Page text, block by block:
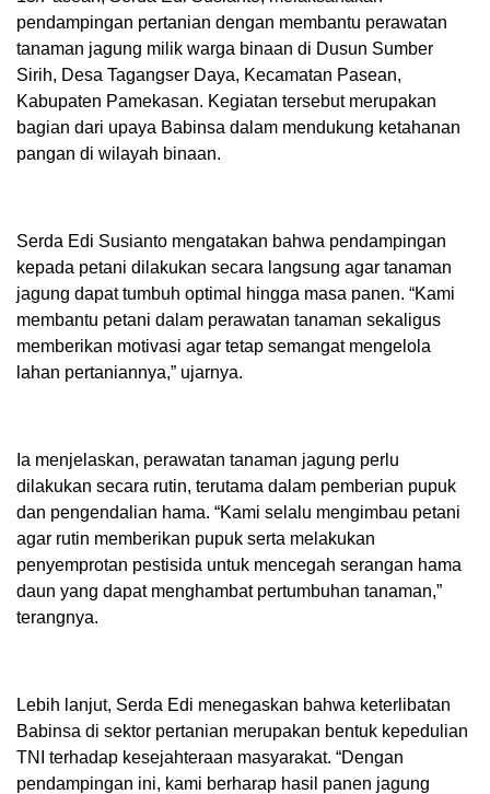
pendampingan pertanian dengan membantu perawatan
tanaman jagung milik warga binaan di Dusun Sumber
Sirih, Desa Tagangser Daya, Kecamatan Pasean,
Kabupaten Pamekasan. Kegiatan tersebut merupakan
bagian dari upaya Babinsa dalam mendukung ketahanan
pangan di wilayah binaan.
Serda Edi Susianto mengatakan bahwa pendampingan
kepada petani dilakukan secara langsung agar tanaman
jagung dapat tumbuh optimal hingga masa panen. “Kami
membantu petani dalam perawatan tanaman sekaligus
memberikan motivasi agar tetap semangat mengelola
lahan pertaniannya,” ujarnya.
Ia menjelaskan, perawatan tanaman jagung perlu
dilakukan secara rutin, terutama dalam pemberian pupuk
dan pengendalian hama. “Kami selalu mengimbau petani
agar rutin memberikan pupuk serta melakukan
penyemprotan pestisida untuk mencegah serangan hama
daun yang dapat menghambat pertumbuhan tanaman,”
terangnya.
Lebih lanjut, Serda Edi menegaskan bahwa keterlibatan
Babinsa di sektor pertanian merupakan bentuk kepedulian
TNI terhadap kesejahteraan masyarakat. “Dengan
pendampingan ini, kami berharap hasil panen jagung